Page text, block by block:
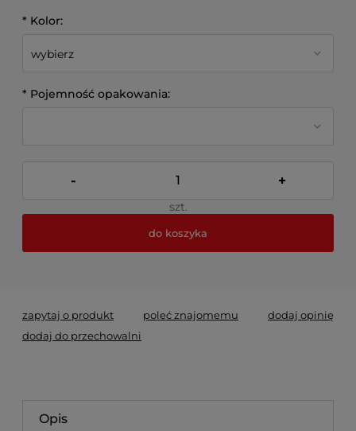
* Kolor:
* Pojemność opakowania:
- +
szt.
do koszyka
zapytaj o produkt poleć znajomemu
dodaj opinię
dodaj do przechowalni
Opis